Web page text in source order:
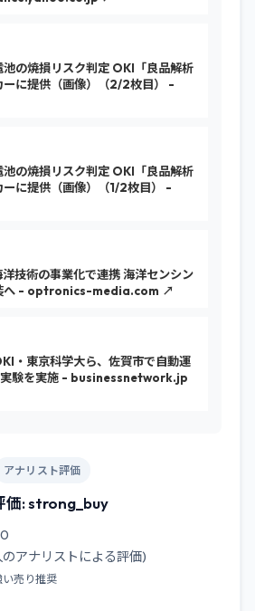
池の焼損リスク判定 OKI「良品解析
ーに提供（画像）（2/2枚目） -
池の焼損リスク判定 OKI「良品解析
ーに提供（画像）（1/2枚目） -
技術の事業化で連携 海洋センシン
へ - optronics-media.com ↗
・東京科学大ら、佐賀市で自動運
実験を実施 - businessnetwork.jp
アナリスト評価
価: strong_buy
アナリストによる評価)
売り推奨